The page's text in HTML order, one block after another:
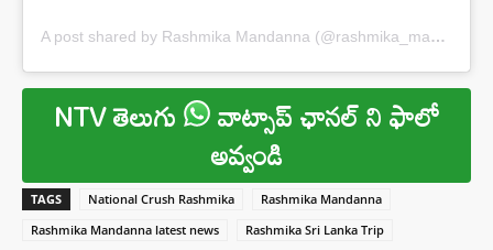
A post shared by Rashmika Mandanna (@rashmika_mandanna)
NTV తెలుగు వాట్సాప్ ఛానల్ ని ఫాలో
అవ్వండి
TAGS National Crush Rashmika
Rashmika Mandanna
Rashmika Mandanna latest news
Rashmika Sri Lanka Trip